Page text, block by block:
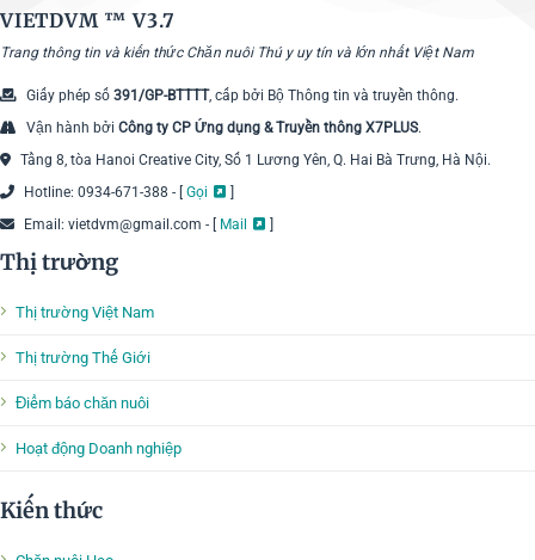
VIETDVM ™V3.7
Trang thông tin và kiến thức Chăn nuôi Thú y uy tín và lớn nhất Việt Nam
Giấy phép số 391/GP-BTTTT, cấp bởi Bộ Thông tin và truyền thông.
Vận hành bởi Công ty CP Ứng dụng & Truyền thông X7PLUS.
Tầng 8, tòa Hanoi Creative City, Số 1 Lương Yên, Q. Hai Bà Trưng, Hà Nội.
Hotline: 0934-671-388 - [ Gọi
Email: vietdvm@gmail.com - [
Mail
Thị trường
Thị trường Việt Nam
Thị trường Thế Giới
Điểm báo chăn nuôi
Hoạt động Doanh nghiệp
Kiến thức